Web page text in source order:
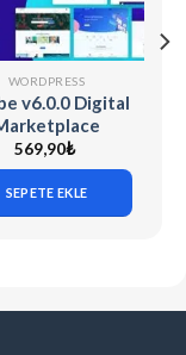
WORDPRESS
v6.0.0 Digital
Theme
569,90₺
SEPETE EKLE